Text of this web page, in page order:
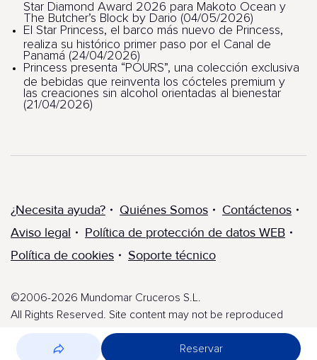
Reservar
Star Diamond Award 2026 para Makoto Ocean y
The Butcher’s Block by Dario (04/05/2026)
El Star Princess, el barco más nuevo de Princess,
realiza su histórico primer paso por el Canal de
Panamá (24/04/2026)
Princess presenta “POURS”, una colección exclusiva
de bebidas que reinventa los cócteles premium y
las creaciones sin alcohol orientadas al bienestar
(21/04/2026)
¿Necesita ayuda? Quiénes Somos
Contáctenos
Aviso legal
Política de protección de datos WEB
Política de cookies
Soporte técnico
©2006-2026 Mundomar Cruceros S.L.
All Rights Reserved. Site content may not be reproduced
without express written permission.